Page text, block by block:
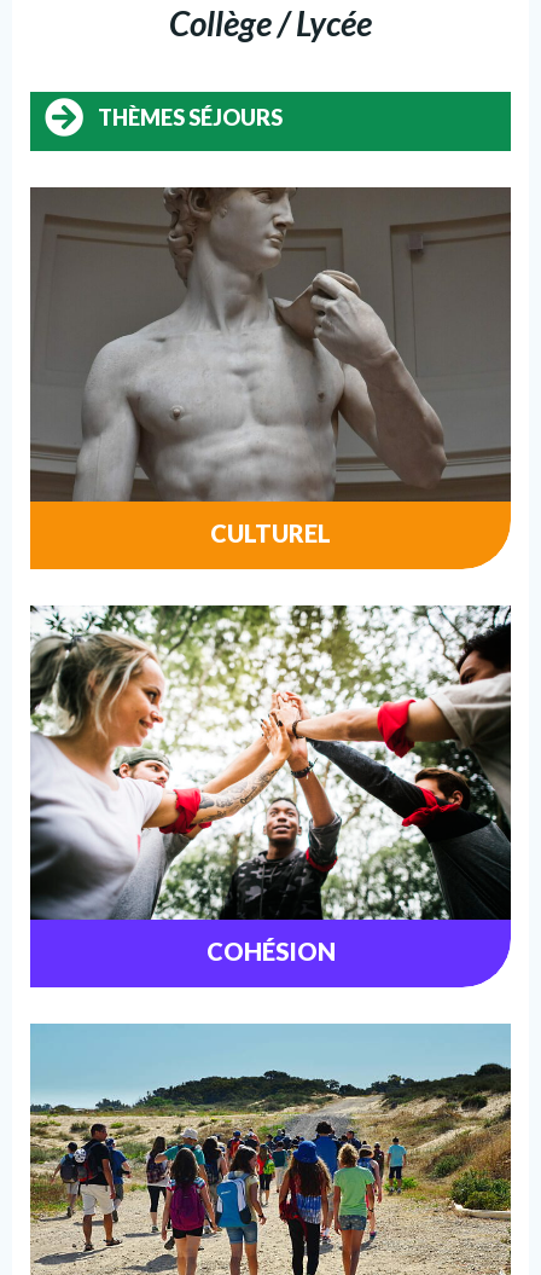
Collège / Lycée
THÈMES SÉJOURS
CULTUREL
COHÉSION